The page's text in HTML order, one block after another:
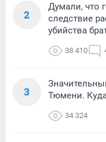
2
Думали, что
следствие
убийства
38 410
3
Тюмени.
34 324